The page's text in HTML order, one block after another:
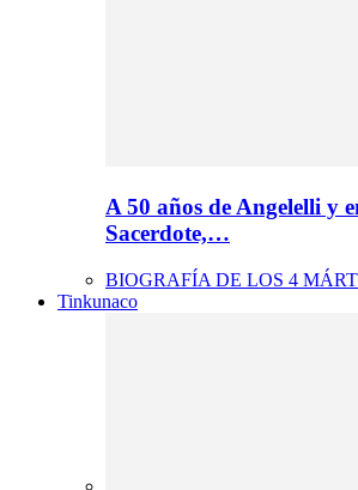
A 50 años de Angelelli y
Sacerdote,…
BIOGRAFÍA DE LOS 4
Tinkunaco